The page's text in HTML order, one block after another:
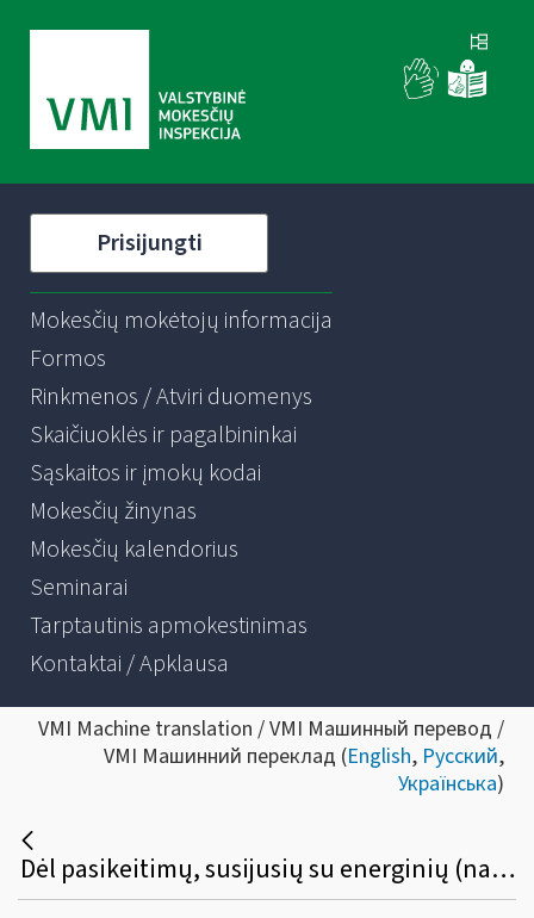
Prisijungti
Mokesčių mokėtojų informacija
Formos
Rinkmenos / Atviri duomenys
Skaičiuoklės ir pagalbininkai
Sąskaitos ir įmokų kodai
Mokesčių žinynas
Mokesčių kalendorius
Seminarai
Tarptautinis apmokestinimas
Kontaktai / Apklausa
VMI Machine translation / VMI Машинный перевод /
VMI Машинний переклад (English, Русский,
Українська)
Dėl pasikeitimų, susijusių su energinių (naftos) produktų apskaita ir ataskaitų teikimu